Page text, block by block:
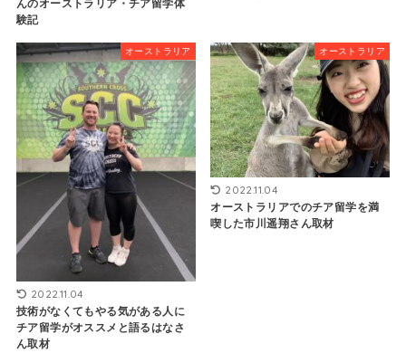
んのオーストラリア・チア留学体
験記
オーストラリア
2022.11.04
技術がなくてもやる気がある人に
チア留学がオススメと語るはなさ
ん取材
オーストラリア
2022.11.04
オーストラリアでのチア留学を満
喫した市川遥翔さん取材